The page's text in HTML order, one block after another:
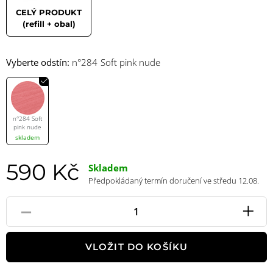
CELÝ PRODUKT
(refill + obal)
Vyberte odstín: n°284 Soft pink nude
n°284 Soft
pink nude
skladem
590 Kč Skladem
Předpokládaný termín doručení ve středu 12.08.
-
Pole
množství
+
VLOŽIT DO KOŠÍKU